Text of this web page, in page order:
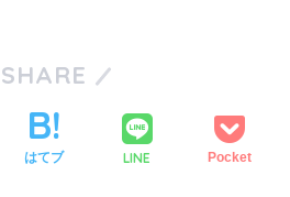
SHARE
はてブ LINE Pocket